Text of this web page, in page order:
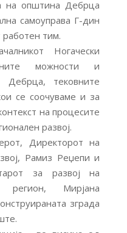
на општина Дебрца
самоуправа Г-дин
работен тим.
Ногачески
можности и
тековните
се соочуваме и за
на процесите
развој.
Директорот на
Рамиз Реџепи и
за развој на
регион, Мирјана
зграда